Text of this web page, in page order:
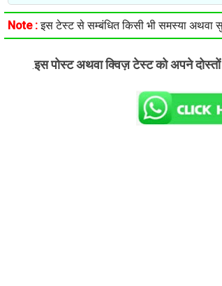
Note :इस टेस्ट से सम्बंधित किसी भी समस्या अथवा
.इस पोस्ट अथवा क्विज़ टेस्ट को अपने